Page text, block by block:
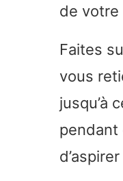
de votre
Faites
vous
jusqu’à
pendant